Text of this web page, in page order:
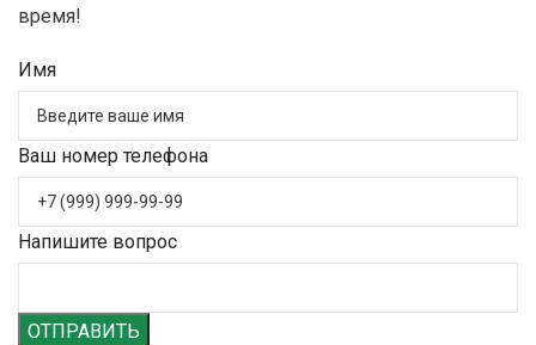
время!
Имя
Ваш номер телефона
Напишите вопрос
ОТПРАВИТЬ